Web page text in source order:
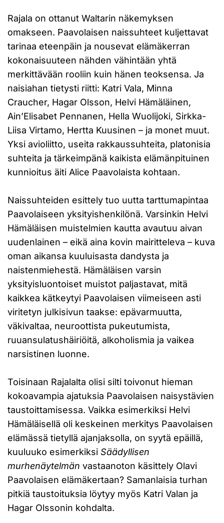
Rajala on ottanut Waltarin näkemyksen
omakseen. Paavolaisen naissuhteet kuljettavat
tarinaa eteenpäin ja nousevat elämäkerran
kokonaisuuteen nähden vähintään yhtä
merkittävään rooliin kuin hänen teoksensa. Ja
naisiahan tietysti riitti: Katri Vala, Minna
Craucher, Hagar Olsson, Helvi Hämäläinen,
Ain’Elisabet Pennanen, Hella Wuolijoki, Sirkka-
Liisa Virtamo, Hertta Kuusinen – ja monet muut.
Yksi avioliitto, useita rakkaussuhteita, platonisia
suhteita ja tärkeimpänä kaikista elämänpituinen
kunnioitus äiti Alice Paavolaista kohtaan.
Naissuhteiden esittely tuo uutta tarttumapintaa
Paavolaiseen yksityishenkilönä. Varsinkin Helvi
Hämäläisen muistelmien kautta avautuu aivan
uudenlainen – eikä aina kovin mairitteleva – kuva
oman aikansa kuuluisasta dandysta ja
naistenmiehestä. Hämäläisen varsin
yksityisluontoiset muistot paljastavat, mitä
kaikkea kätkeytyi Paavolaisen viimeiseen asti
viritetyn julkisivun taakse: epävarmuutta,
väkivaltaa, neuroottista pukeutumista,
ruuansulatushäiriöitä, alkoholismia ja vaikea
narsistinen luonne.
Toisinaan Rajalalta olisi silti toivonut hieman
kokoavampia ajatuksia Paavolaisen naisystävien
taustoittamisessa. Vaikka esimerkiksi Helvi
Hämäläisellä oli keskeinen merkitys Paavolaisen
elämässä tietyllä ajanjaksolla, on syytä epäillä,
kuuluuko esimerkiksi Säädyllisen
murhenäytelmän vastaanoton käsittely Olavi
Paavolaisen elämäkertaan? Samanlaisia turhan
pitkiä taustoituksia löytyy myös Katri Valan ja
Hagar Olssonin kohdalta.